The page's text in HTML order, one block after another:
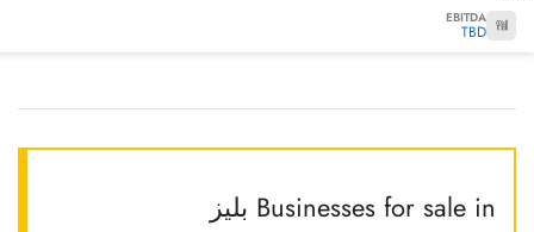
EBITDA
TBD
Businesses for sale in بليز